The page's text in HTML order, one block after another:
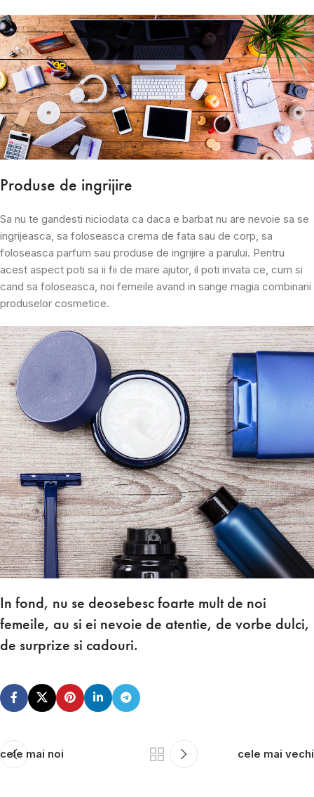
Produse de ingrijire
Sa nu te gandesti niciodata ca daca e barbat nu are nevoie sa se
ingrijeasca, sa foloseasca crema de fata sau de corp, sa
foloseasca parfum sau produse de ingrijire a parului. Pentru
acest aspect poti sa ii fii de mare ajutor, il poti invata ce, cum si
cand sa foloseasca, noi femeile avand in sange magia combinarii
produselor cosmetice.
In fond, nu se deosebesc foarte mult de noi
femeile, au si ei nevoie de atentie, de vorbe dulci,
de surprize si cadouri.
cele mai noi cele mai vechi